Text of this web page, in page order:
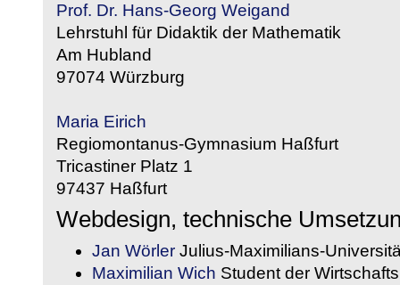
Prof. Dr. Hans-Georg Weigand
Lehrstuhl für Didaktik der Mathematik
Am Hubland
97074 Würzburg
Maria Eirich
Regiomontanus-Gymnasium Haßfurt
Tricastiner Platz 1
97437 Haßfurt
Webdesign, technische
Jan Wörler Julius-Maximilians-
Maximilian Wich Student der